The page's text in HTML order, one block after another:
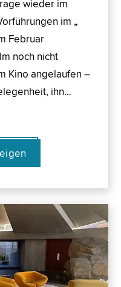
wieder im
im „
Februar
noch nicht
Kino angelaufen –
ihn…